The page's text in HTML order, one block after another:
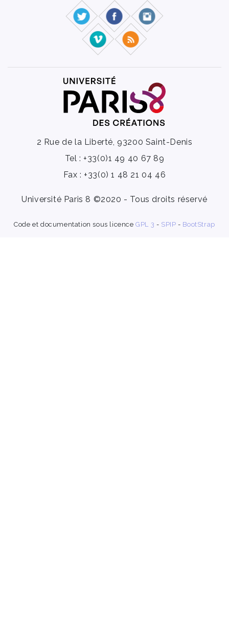
2 Rue de la Liberté, 93200 Saint-Denis
Tel : +33(0)1 49 40 67 89
Fax : +33(0) 1 48 21 04 46
Université Paris 8 ©2020 - Tous droits réservé
Code et documentation sous licenceGPL 3 - SPIP - BootStrap